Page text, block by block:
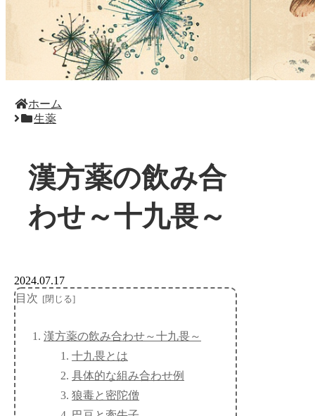
ホーム
生薬
漢方薬の飲み合
わせ～十九畏～
2024.07.17
目次
漢方薬の飲み合わせ～十九畏～
十九畏とは
具体的な組み合わせ例
狼毒と密陀僧